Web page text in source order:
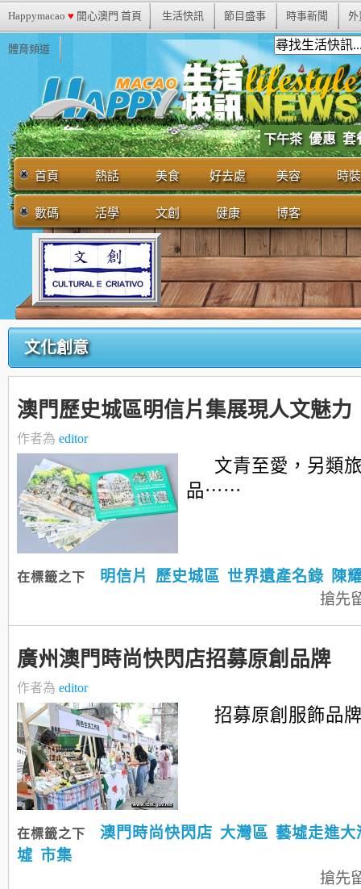
Happymacao ♥ 開心澳門 首頁 生活快訊 節目盛事 時事新聞 外
體育頻道
下午茶 優惠 套
首頁 熱話 美食 好去處 美容 時裝
數碼 活學 文創 健康 博客
文化創意
澳門歷史城區明信片集展現人文魅力
作者為 editor
文青至愛，另類
品⋯⋯
在標籤之下 明信片 歷史城區 世界遺產名錄 陳
搶先
廣州澳門時尚快閃店招募原創品牌
作者為 editor
招募原創服飾
在標籤之下 澳門時尚快閃店 大灣區 藝墟走進大
墟 市集
搶先